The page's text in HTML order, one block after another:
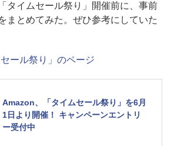
タイムセール祭り」開催前に、事前
まとめてみた。ぜひ参考にしていた
ール祭り」のページ
Amazon、「タイムセール祭り」を6月
1日より開催！ キャンペーンエントリ
ー受付中